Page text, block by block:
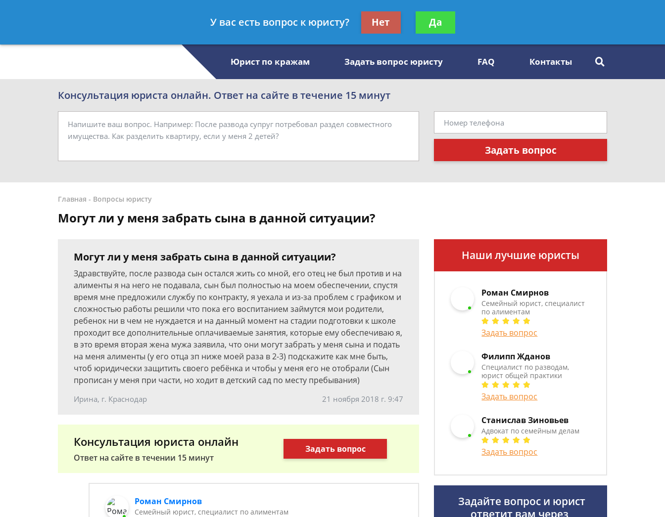
- Семейный юрист, специалист по алиментам
Получите консультацию
бесплатно
Юрист по кражам Задать вопрос юристу FAQ Контакты
Консультация юриста онлайн. Ответ на сайте в течение 15 минут
Задать вопрос
Главная - Вопросы юристу
Могут ли у меня забрать сына в данной ситуации?
Могут ли у меня забрать сына в данной ситуации?
Здравствуйте, после развода сын остался жить со мной, его отец не был против и на
алименты я на него не подавала, сын был полностью на моем обеспечении, спустя
время мне предложили службу по контракту, я уехала и из-за проблем с графиком и
сложностью работы решили что пока его воспитанием займутся мои родители,
ребенок ни в чем не нуждается и на данный момент на стадии подготовки к школе
проходит все дополнительные оплачиваемые занятия, которые ему обеспечиваю я,
в это время вторая жена мужа заявила, что они могут забрать у меня сына и подать
на меня алименты (у его отца зп ниже моей раза в 2-3) подскажите как мне быть,
чтоб юридически защитить своего ребёнка и чтобы у меня его не отобрали (Сын
прописан у меня при части, но ходит в детский сад по месту пребывания)
Ирина, г. Краснодар 21 ноября 2018 г. 9:47
Консультация юриста онлайн
Ответ на сайте в течении 15 минут
Задать вопрос
Роман Смирнов
Семейный юрист, специалист по алиментам
Наши лучшие юристы
Роман Смирнов
Семейный юрист, специалист
по алиментам
Задать вопрос
Филипп Жданов
Специалист по разводам,
юрист общей практики
Задать вопрос
Станислав Зиновьев
Адвокат по семейным делам
Задать вопрос
Задайте вопрос и юрист
ответит вам через
У вас есть вопрос к юристу? Нет Да